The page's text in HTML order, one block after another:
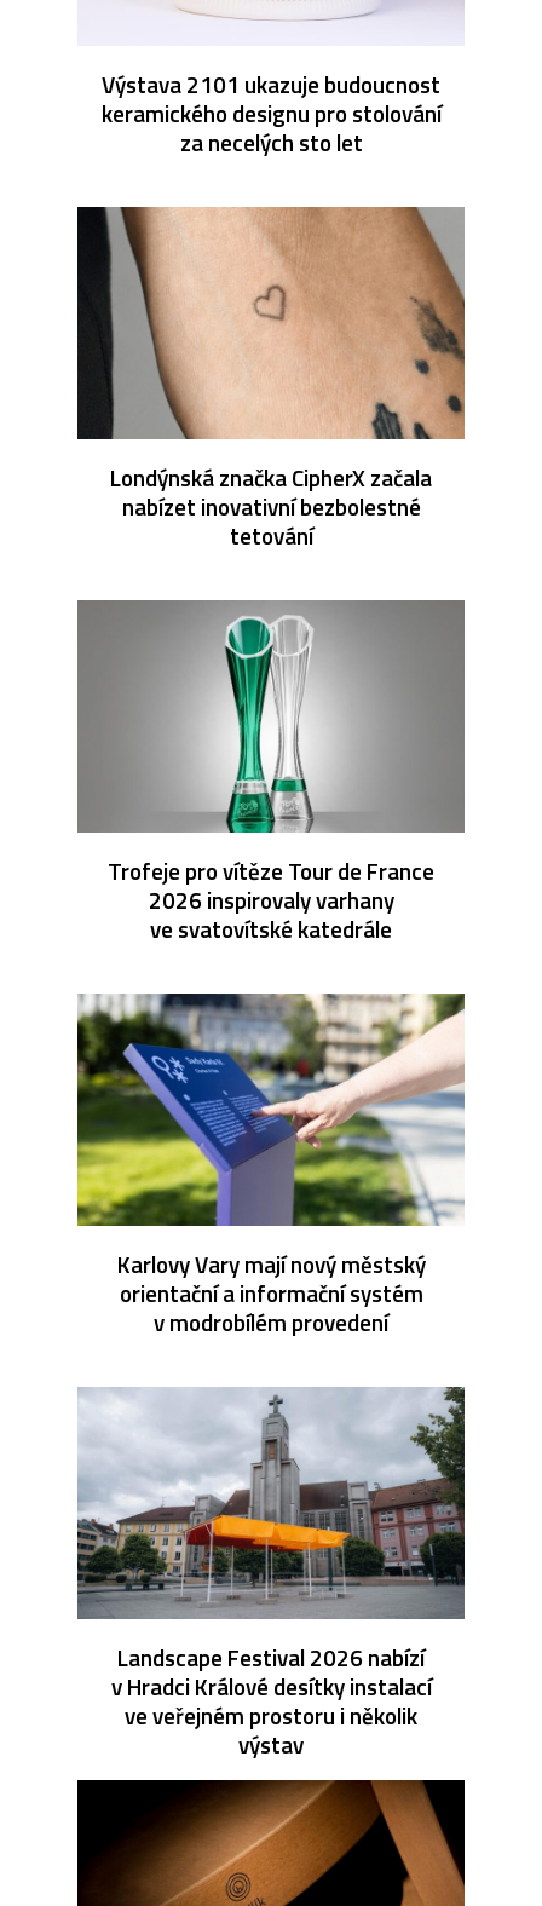
Výstava 2101 ukazuje budoucnost
keramického designu pro stolování
za necelých sto let
Londýnská značka CipherX začala
nabízet inovativní bezbolestné
tetování
Trofeje pro vítěze Tour de France
2026 inspirovaly varhany
ve svatovítské katedrále
Karlovy Vary mají nový městský
orientační a informační systém
v modrobílém provedení
Landscape Festival 2026 nabízí
v Hradci Králové desítky instalací
ve veřejném prostoru i několik
výstav